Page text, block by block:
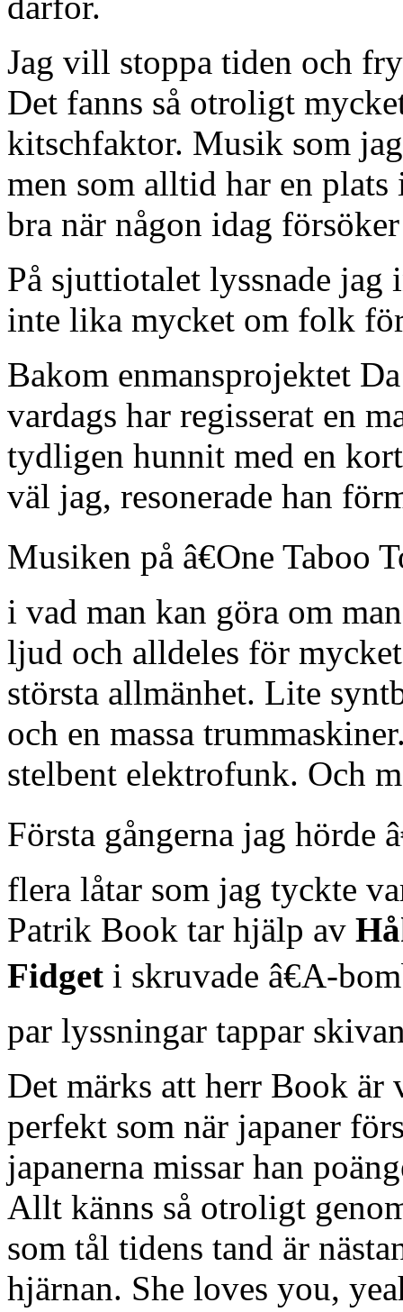
Jag vill stoppa tiden och
Det fanns så otroligt
kitschfaktor. Musik som
men som alltid har en
bra när någon idag
På sjuttiotalet lyssnade
inte lika mycket om folk
Bakom enmansprojektet
vardags har regisserat en
tydligen hunnit med en
väl jag, resonerade han
Musiken på â€One Taboo
i vad man kan göra om
ljud och alldeles för
största allmänhet. Lite
och en massa
stelbent elektrofunk. Och
Första gångerna jag hörde
flera låtar som jag tyckte
Patrik Book tar hjälp av
Fidget i skruvade â€A-
par lyssningar tappar
Det märks att herr Book är
perfekt som när japaner
japanerna missar han
Allt känns så otroligt
som tål tidens tand är
hjärnan. She loves you,